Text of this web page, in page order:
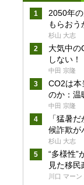
2050年
もらおう
杉山 大志
大気中の
しない！
中田 宗隆
CO2は本
のか：温
中田 宗隆
「猛暑
候詐欺が
杉山 大志
“多様性”
見た移
川口 マーン